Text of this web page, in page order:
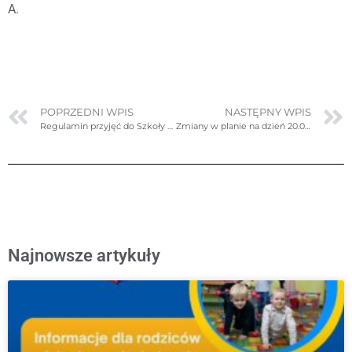
A.
POPRZEDNI WPIS
Regulamin przyjęć do Szkoły Podstawowej nr 56
NASTĘPNY WPIS
Zmiany w planie na dzień 20.02.2025r. (czwartek)
Najnowsze artykuły